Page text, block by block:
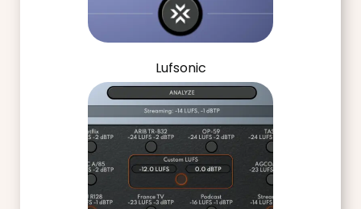
Lufsonic